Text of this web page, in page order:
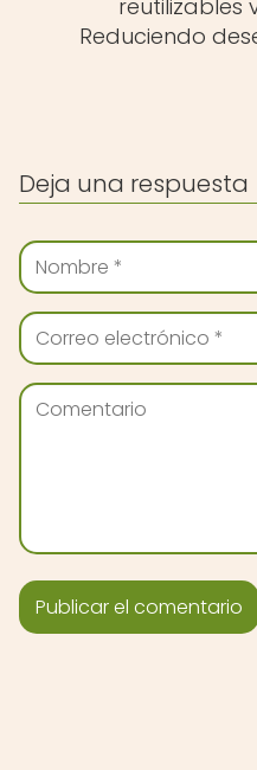
reutilizables
Reduciendo
Deja una respuesta